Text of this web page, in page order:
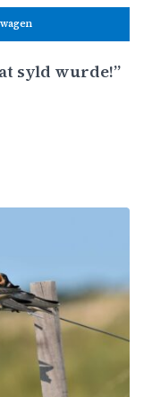
syld wurde!”